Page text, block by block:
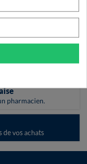
de livraison.
pharmacien.
de vos achats